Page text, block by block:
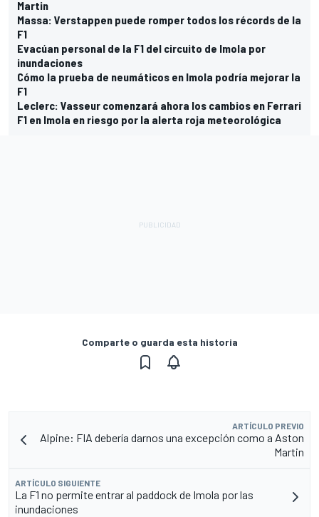
Martin
Massa: Verstappen puede romper todos los récords de la
F1
Evacúan personal de la F1 del circuito de Imola por
inundaciones
Cómo la prueba de neumáticos en Imola podría mejorar la
F1
Leclerc: Vasseur comenzará ahora los cambios en Ferrari
F1 en Imola en riesgo por la alerta roja meteorológica
Comparte o guarda esta historia
ARTÍCULO PREVIO
Alpine: FIA debería darnos una excepción como a Aston
Martin
ARTÍCULO SIGUIENTE
La F1 no permite entrar al paddock de Imola por las
inundaciones